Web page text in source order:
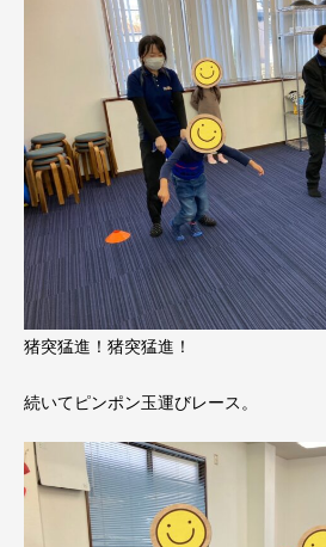
猪突猛進！猪突猛進！
続いてピンポン玉運びレース。